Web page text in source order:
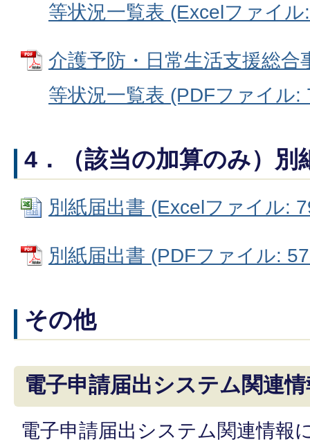
等状況一覧表 (Excelファイ
介護予防・日常生活支援総合
等状況一覧表 (PDFファイル:
4．（該当の加算のみ）別
別紙届出書 (Excelファイル:
別紙届出書 (PDFファイル:
その他
電子申請届出システム関連
電子申請届出システム関連情報